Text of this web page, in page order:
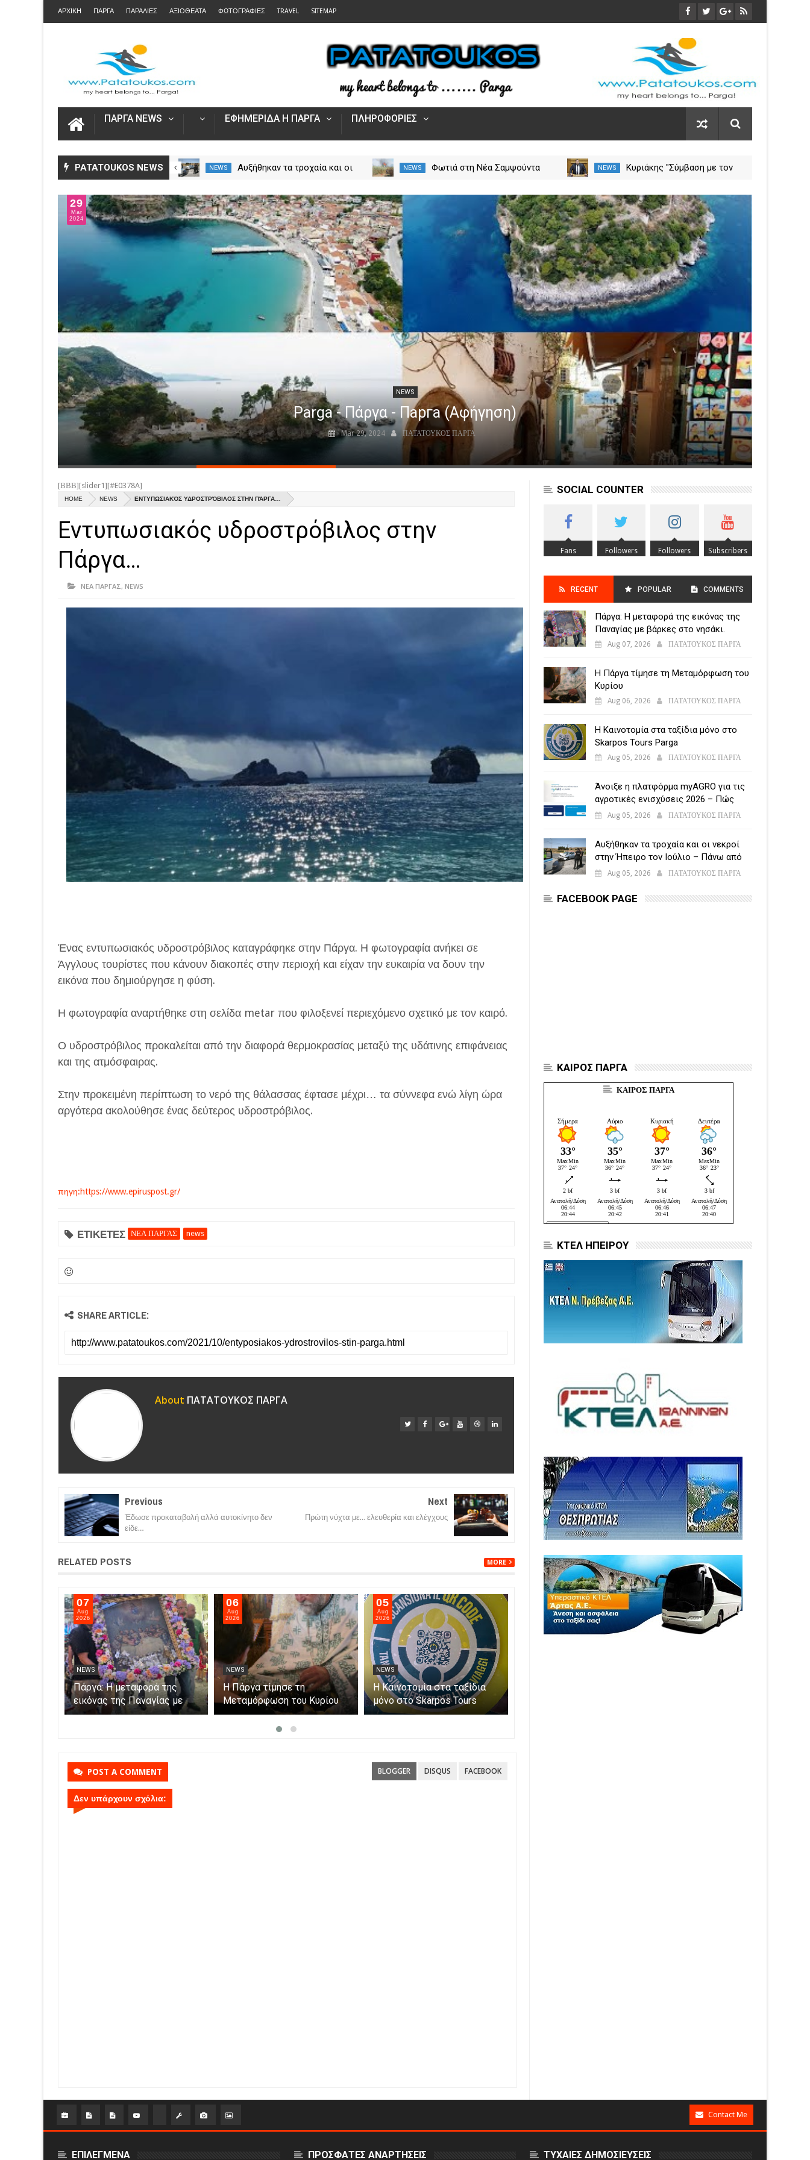
ΑΡΧΙΚΗ ΠΑΡΓΑ ΠΑΡΑΛΙΕΣ ΑΞΙΟΘΕΑΤΑ ΦΩΤΟΓΡΑΦΙΕΣ TRAVEL SITEMAP
ΠΑΡΓΑ NEWS ΕΦΗΜΕΡΙΔΑ Η ΠΑΡΓΑ ΠΛΗΡΟΦΟΡΙΕΣ
PATATOUKOS NEWS
Άνοιξε η πλατφόρμα myAGRO
για τις αγροτικές ενισχύσεις
Ενιαία Αίτηση Ενίσχυσης
NEWS
Αυξήθηκαν τα τροχαία και οι
NEWS
Φωτιά στη Νέα Σαμψούντα
NEWS
Κυριάκης "Σύμβαση με τον
χρηματοδότηση της
λειτουργίας του"
29
Mar
2024
NEWS
Parga - Πάργα - Парга (Αφήγηση)
Mar 29, 2024 ΠΑΤΑΤΟΥΚΟΣ ΠΑΡΓΑ
[ΒΒΒ][slider1][#E0378A]
HOME NEWS ΕΝΤΥΠΩΣΙΑΚΌΣ ΥΔΡΟΣΤΡΌΒΙΛΟΣ ΣΤΗΝ ΠΆΡΓΑ…
Εντυπωσιακός υδροστρόβιλος στην
Πάργα…
ΝΕΑ ΠΑΡΓΑΣ, NEWS
Ένας εντυπωσιακός υδροστρόβιλος καταγράφηκε στην Πάργα. Η φωτογραφία ανήκει σε
Άγγλους τουρίστες που κάνουν διακοπές στην περιοχή και είχαν την ευκαιρία να δουν την
εικόνα που δημιούργησε η φύση.
Η φωτογραφία αναρτήθηκε στη σελίδα metar που φιλοξενεί περιεχόμενο σχετικό με τον καιρό.
Ο υδροστρόβιλος προκαλείται από την διαφορά θερμοκρασίας μεταξύ της υδάτινης επιφάνειας
και της ατμόσφαιρας.
Στην προκειμένη περίπτωση το νερό της θάλασσας έφτασε μέχρι… τα σύννεφα ενώ λίγη ώρα
αργότερα ακολούθησε ένας δεύτερος υδροστρόβιλος.
πηγη:https://www.epiruspost.gr/
ΕΤΙΚΕΤΕΣ ΝΕΑ ΠΑΡΓΑΣ news
SHARE ARTICLE:
About ΠΑΤΑΤΟΥΚΟΣ ΠΑΡΓΑ
Previous
Έδωσε προκαταβολή αλλά αυτοκίνητο δεν
είδε…
Next
Πρώτη νύχτα με… ελευθερία και ελέγχους
RELATED POSTS MORE
07
Aug
2026
NEWS
Πάργα: Η μεταφορά της
εικόνας της Παναγίας με
βάρκες στο νησάκι.
06
Aug
2026
NEWS
Η Πάργα τίμησε τη
Μεταμόρφωση του Κυρίου
05
Aug
2026
NEWS
Η Καινοτομία στα ταξίδια
μόνο στο Skarpos Tours
Parga
05
Aug
2026
POST A COMMENT BLOGGER DISQUS FACEBOOK
Δεν υπάρχουν σχόλια:
SOCIAL COUNTER
Fans Followers Followers Subscribers
RECENT POPULAR
POSTS
COMMENTS
Πάργα: Η μεταφορά της εικόνας της
Παναγίας με βάρκες στο νησάκι.
Aug 07, 2026 ΠΑΤΑΤΟΥΚΟΣ ΠΑΡΓΑ
Η Πάργα τίμησε τη Μεταμόρφωση του
Κυρίου
Aug 06, 2026 ΠΑΤΑΤΟΥΚΟΣ ΠΑΡΓΑ
Η Καινοτομία στα ταξίδια μόνο στο
Skarpos Tours Parga
Aug 05, 2026 ΠΑΤΑΤΟΥΚΟΣ ΠΑΡΓΑ
Άνοιξε η πλατφόρμα myAGRO για τις
αγροτικές ενισχύσεις 2026 – Πώς
υποβάλλεται η Ενιαία Αίτηση
Aug 05, 2026 ΠΑΤΑΤΟΥΚΟΣ ΠΑΡΓΑ
Αυξήθηκαν τα τροχαία και οι νεκροί
στην Ήπειρο τον Ιούλιο – Πάνω από
5.500 παραβάσεις
Aug 05, 2026 ΠΑΤΑΤΟΥΚΟΣ ΠΑΡΓΑ
FACEBOOK PAGE
ΚΑΙΡΟΣ ΠΑΡΓΑ
ΚΑΙΡΟΣ ΠΑΡΓΑ
ΚΤΕΛ ΗΠΕΙΡΟΥ
Contact Me
ΕΠΙΛΕΓΜΕΝΑ ΠΡΟΣΦΑΤΕΣ ΑΝΑΡΤΗΣΕΙΣ ΤΥΧΑΙΕΣ ΔΗΜΟΣΙΕΥΣΕΙΣ